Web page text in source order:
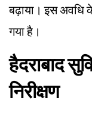
बढ़ाया। इस अवधि
गया है।
हैदराबाद
निरीक्षण